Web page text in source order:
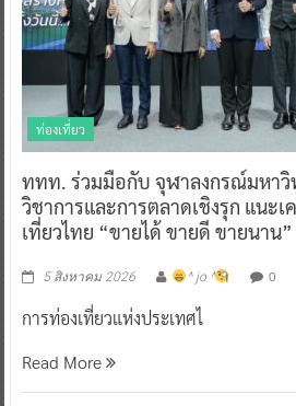
ท่องเที่ยว
ททท. ร่วมมือกับ จุฬาลงกรณ์มหาวิ
วิชาการและการตลาดเชิงรุก แนะ
เที่ยวไทย “ขายได้ ขายดี ขายนาน”
5 สิงหาคม 2026 ^ jo ^ 0
การท่องเที่ยวแห่งประเทศไ
Read More